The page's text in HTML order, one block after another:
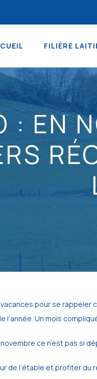
FILIÈRE
: EN
pour se
Un mois
ce n’est pas si
de l’étable et profiter